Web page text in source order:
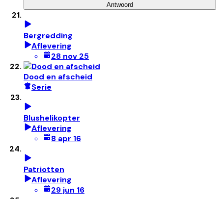
Antwoord
Bergredding
Aflevering
28 nov 25
Dood en afscheid
Serie
Blushelikopter
Aflevering
8 apr 16
Patriotten
Aflevering
29 jun 16